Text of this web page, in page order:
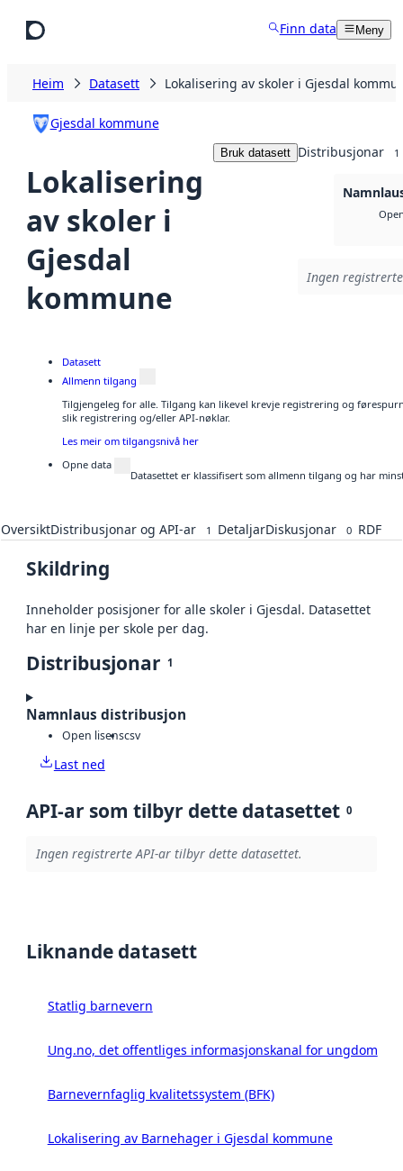
Finn data Meny
Heim Datasett Lokalisering av skoler i Gjesdal
Gjesdal kommune
Lokalisering
av skoler i
Gjesdal
kommune
Bruk datasett Distribusjonar 1
Ingen
Datasett
Allmenn tilgang
Tilgjengeleg for alle. Tilgang kan likevel krevje registrering og
slik registrering og/eller API-nøklar.
Les meir om tilgangsnivå her
Opne data
Datasettet er klassifisert som allmenn tilgang og har
OversiktDistribusjonar og API-ar 1 DetaljarDiskusjonar 0 RDF
Skildring
Inneholder posisjoner for alle skoler i Gjesdal. Datasettet
har en linje per skole per dag.
Distribusjonar 1
Namnlaus distribusjon
Open lisenscsv
Last ned
API-ar som tilbyr dette datasettet 0
Ingen registrerte API-ar tilbyr dette datasettet.
Liknande datasett
Statlig barnevern
Ung.no, det offentliges informasjonskanal for ungdom
Barnevernfaglig kvalitetssystem (BFK)
Lokalisering av Barnehager i Gjesdal kommune